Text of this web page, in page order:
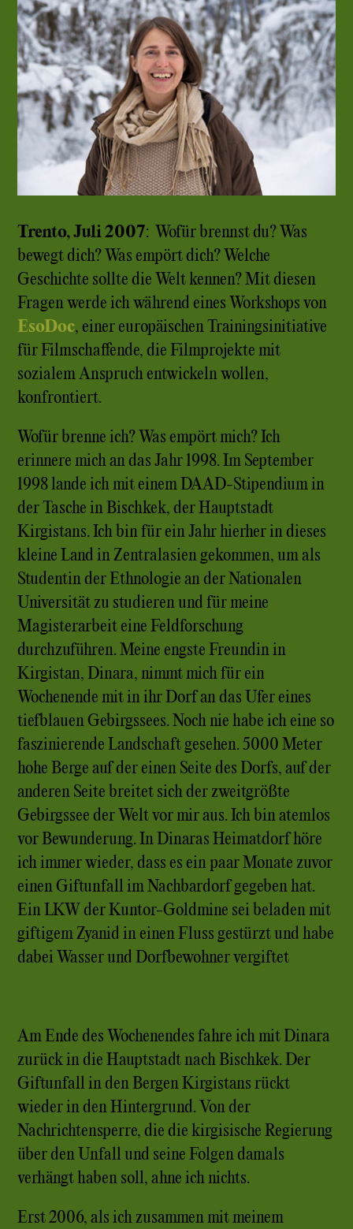
Trento, Juli 2007: Wofür brennst du? Was
bewegt dich? Was empört dich? Welche
Geschichte sollte die Welt kennen? Mit diesen
Fragen werde ich während eines Workshops von
EsoDoc, einer europäischen Trainingsinitiative
für Filmschaffende, die Filmprojekte mit
sozialem Anspruch entwickeln wollen,
konfrontiert.
Wofür brenne ich? Was empört mich? Ich
erinnere mich an das Jahr 1998. Im September
1998 lande ich mit einem DAAD-Stipendium in
der Tasche in Bischkek, der Hauptstadt
Kirgistans. Ich bin für ein Jahr hierher in dieses
kleine Land in Zentralasien gekommen, um als
Studentin der Ethnologie an der Nationalen
Universität zu studieren und für meine
Magisterarbeit eine Feldforschung
durchzuführen. Meine engste Freundin in
Kirgistan, Dinara, nimmt mich für ein
Wochenende mit in ihr Dorf an das Ufer eines
tiefblauen Gebirgssees. Noch nie habe ich eine so
faszinierende Landschaft gesehen. 5000 Meter
hohe Berge auf der einen Seite des Dorfs, auf der
anderen Seite breitet sich der zweitgrößte
Gebirgssee der Welt vor mir aus. Ich bin atemlos
vor Bewunderung. In Dinaras Heimatdorf höre
ich immer wieder, dass es ein paar Monate zuvor
einen Giftunfall im Nachbardorf gegeben hat.
Ein LKW der Kuntor-Goldmine sei beladen mit
giftigem Zyanid in einen Fluss gestürzt und habe
dabei Wasser und Dorfbewohner vergiftet
Am Ende des Wochenendes fahre ich mit Dinara
zurück in die Hauptstadt nach Bischkek. Der
Giftunfall in den Bergen Kirgistans rückt
wieder in den Hintergrund. Von der
Nachrichtensperre, die die kirgisische Regierung
über den Unfall und seine Folgen damals
verhängt haben soll, ahne ich nichts.
Erst 2006, als ich zusammen mit meinem